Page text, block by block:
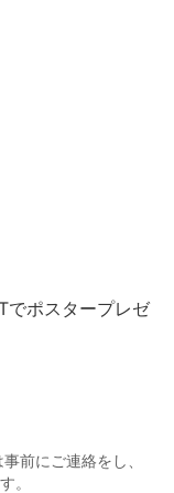
でポスタープレゼ
前にご連絡をし、
。